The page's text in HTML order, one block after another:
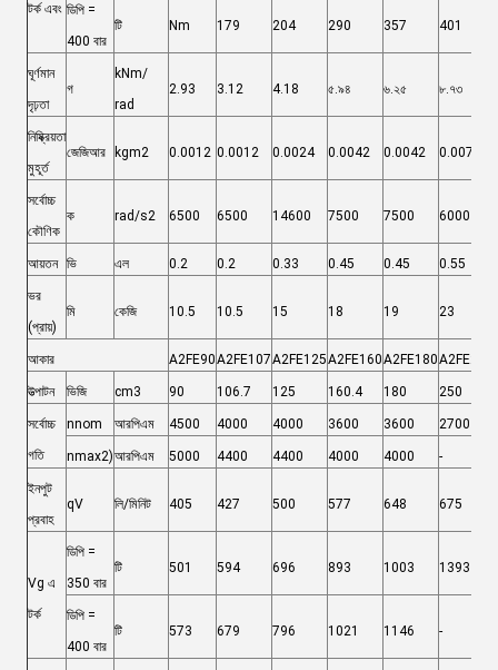
টর্ক এবং ডিপি =
400 বার
টি Nm 179 204 290 357 401
ঘূর্ণমান
দৃঢ়তা
গ
kNm/
rad
2.93 3.12 4.18 ৫.৯৪ ৬.২৫ ৮.৭৩
নিষ্ক্রিয়তা
মুহূর্ত
জেজিআর kgm2 0.0012 0.0012 0.0024 0.0042 0.0042 0.0072
সর্বোচ্চ
কৌণিক
ক rad/s2 6500 6500 14600 7500 7500 6000
আয়তন ভি এল 0.2 0.2 0.33 0.45 0.45 0.55
ভর
(প্রায়)
মি কেজি 10.5 10.5 15 18 19 23
আকার A2FE90A2FE107A2FE125A2FE160A2FE180A2FE250
উত্পাটন ভিজি cm3 90 106.7 125 160.4 180 250
সর্বোচ্চ
গতি
nnom আরপিএম 4500 4000 4000 3600 3600 2700
nmax2)আরপিএম 5000 4400 4400 4000 4000 -
ইনপুট
প্রবাহ
qV লি/মিনিট 405 427 500 577 648 675
Vg এ
টর্ক
ডিপি =
350 বার
টি 501 594 696 893 1003 1393
ডিপি =
400 বার
টি 573 679 796 1021 1146 -